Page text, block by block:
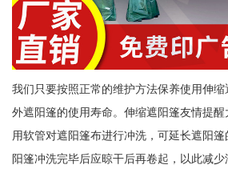
我们只要按照正常的维护方法保养使用伸
外遮阳篷的使用寿命。伸缩遮阳篷友情提醒
用软管对遮阳篷布进行冲洗，可延长遮阳
阳篷冲洗完毕后应晾干后再卷起，以此减